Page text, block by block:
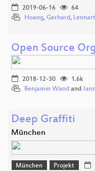
2019-06-16
64
Hoang, Gerhard, Lennart
Open Source
2018-12-30
1.6k
Benjamin Wand and
Deep Graffiti
München
München Projekt